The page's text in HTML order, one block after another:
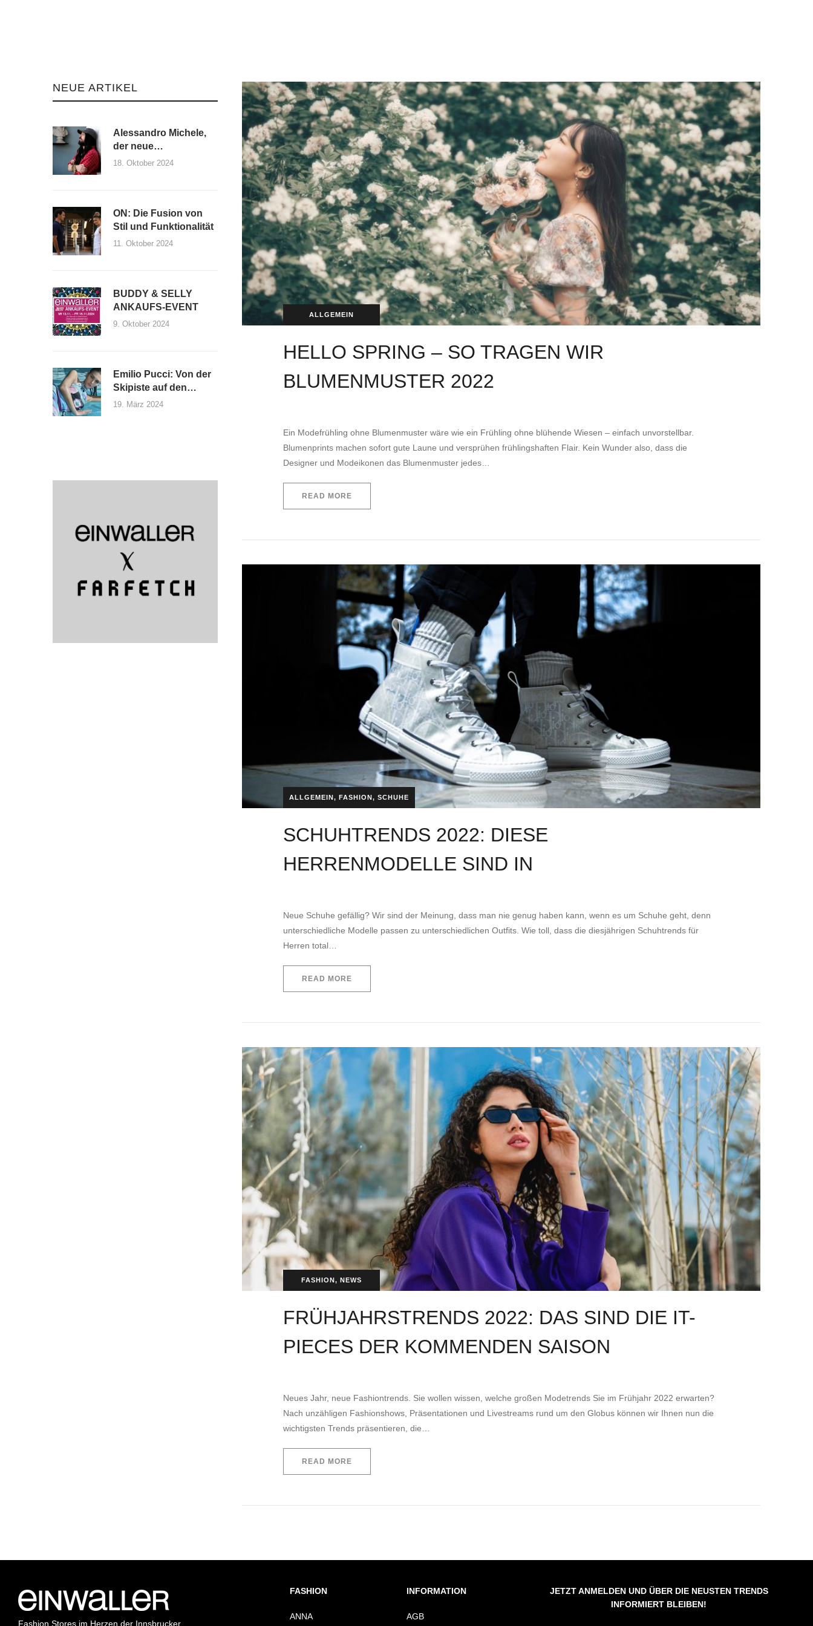
NEUE ARTIKEL
Alessandro Michele,
der neue
Kreativdirektor von
18. Oktober 2024
ON: Die Fusion von
Stil und Funktionalität
11. Oktober 2024
BUDDY & SELLY
ANKAUFS-EVENT
9. Oktober 2024
Emilio Pucci: Von der
Skipiste auf den
Laufsteg
19. März 2024
ALLGEMEIN
HELLO SPRING – SO TRAGEN WIR
BLUMENMUSTER 2022
Ein Modefrühling ohne Blumenmuster wäre wie ein Frühling ohne blühende Wiesen – einfach unvorstellbar.
Blumenprints machen sofort gute Laune und versprühen frühlingshaften Flair. Kein Wunder also, dass die
Designer und Modeikonen das Blumenmuster jedes…
READ MORE
ALLGEMEIN,FASHION,SCHUHE
SCHUHTRENDS 2022: DIESE
HERRENMODELLE SIND IN
Neue Schuhe gefällig? Wir sind der Meinung, dass man nie genug haben kann, wenn es um Schuhe geht, denn
unterschiedliche Modelle passen zu unterschiedlichen Outfits. Wie toll, dass die diesjährigen Schuhtrends für
Herren total…
READ MORE
FASHION,NEWS
FRÜHJAHRSTRENDS 2022: DAS SIND DIE IT-
PIECES DER KOMMENDEN SAISON
Neues Jahr, neue Fashiontrends. Sie wollen wissen, welche großen Modetrends Sie im Frühjahr 2022 erwarten?
Nach unzähligen Fashionshows, Präsentationen und Livestreams rund um den Globus können wir Ihnen nun die
wichtigsten Trends präsentieren, die…
READ MORE
Fashion Stores im Herzen der Innsbrucker
FASHION
ANNA
INFORMATION
AGB
JETZT ANMELDEN UND ÜBER DIE NEUSTEN TRENDS
INFORMIERT BLEIBEN!